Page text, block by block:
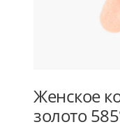
Женское
золото